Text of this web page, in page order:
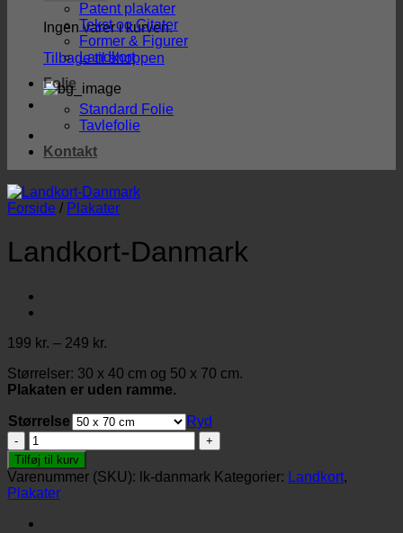
Ingen varer i kurven.
Tilbage til shoppen
Patent plakater
Tekst og Citater
Former & Figurer
Landkort
Folie
Standard Folie
Tavlefolie
Kontakt
Forside / Plakater
Landkort-Danmark
199 kr. – 249 kr.
til
249 kr.
Størrelser: 30 x 40 cm og 50 x 70 cm.
Plakaten er uden ramme.
Størrelse
Ryd
Landkort-
Danmark
antal
Tilføj til kurv
Varenummer (SKU): lk-danmark Kategorier: Landkort,
Plakater